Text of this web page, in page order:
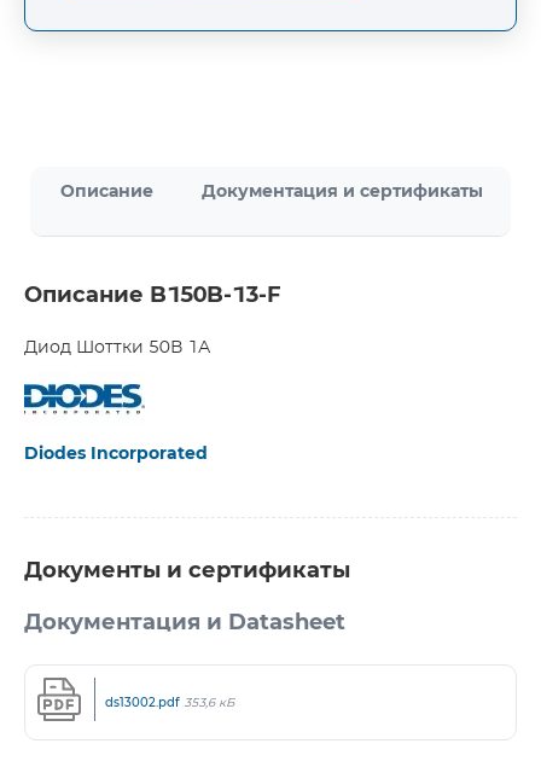
Описание Документация и сертификаты
Описание B150B-13-F
Диод Шоттки 50В 1А
Diodes Incorporated
Документы и сертификаты
Документация и Datasheet
ds13002.pdf 353,6 кБ